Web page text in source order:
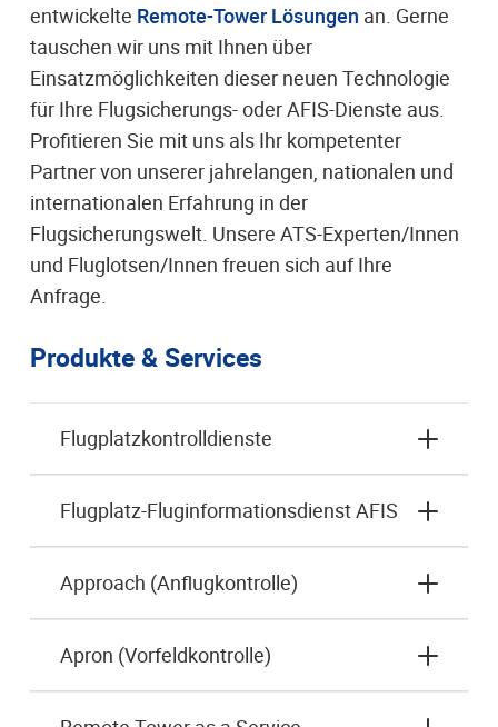
entwickelte Remote-Tower Lösungen an. Gerne
tauschen wir uns mit Ihnen über
Einsatzmöglichkeiten dieser neuen Technologie
für Ihre Flugsicherungs- oder AFIS-Dienste aus.
Profitieren Sie mit uns als Ihr kompetenter
Partner von unserer jahrelangen, nationalen und
internationalen Erfahrung in der
Flugsicherungswelt. Unsere ATS-Experten/Innen
und Fluglotsen/Innen freuen sich auf Ihre
Anfrage.
Produkte & Services
Flugplatzkontrolldienste
Flugplatz-Fluginformationsdienst AFIS
Approach (Anflugkontrolle)
Apron (Vorfeldkontrolle)